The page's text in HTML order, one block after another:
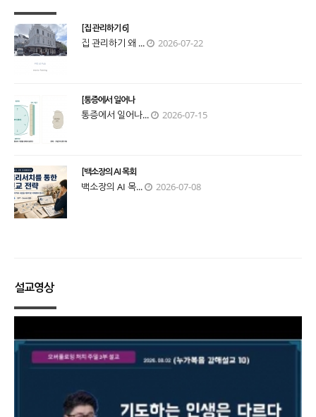
[집 관리하기 6]
집 관리하기 왜 ... 2026-07-22
[통증에서 일어나
통증에서 일어나... 2026-07-15
[백소장의 AI 목회
백소장의 AI 목... 2026-07-08
설교영상